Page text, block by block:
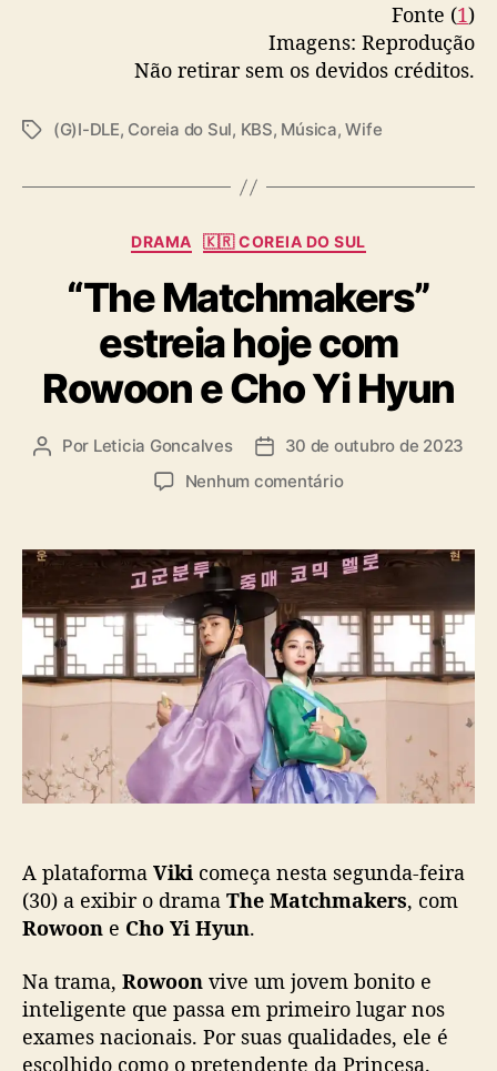
Fonte (1)
Imagens: Reprodução
Não retirar sem os devidos créditos.
T
(G)I-DLE, Coreia do Sul, KBS, Música,Wife
C
t
e
g
o
r
i
a
s
DRAMA 🇰🇷 COREIA DO SUL
“The Matchmakers”
estreia hoje com
Rowoon e Cho Yi Hyun
A
r
d
p
o
s
t
Por Leticia Goncalves
D
d
e
p
u
b
l
i
c
a
ç
ã
30 de outubro de 2023
Nenhum comentárioe
T
h
M
a
t
c
h
m
a
k
s
”
r
e
i
a
A plataforma Viki começa nesta segunda-feira
(30) a exibir o drama The Matchmakers, com
Rowoon e Cho Yi Hyun.
Na trama, Rowoon vive um jovem bonito e
inteligente que passa em primeiro lugar nos
exames nacionais. Por suas qualidades, ele é
escolhido como o pretendente da Princesa.